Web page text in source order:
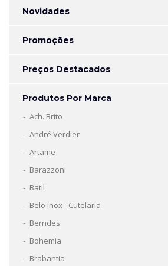
Novidades
Promoções
Preços Destacados
Produtos Por Marca
Ach. Brito
André Verdier
Artame
Barazzoni
Batil
Belo Inox - Cutelaria
Berndes
Bohemia
Brabantia